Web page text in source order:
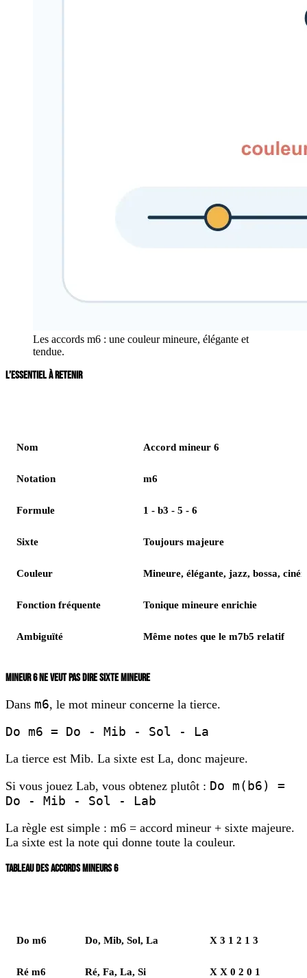
Les accords m6 : une couleur mineure, élégante et
tendue.
L’ESSENTIEL À RETENIR
Nom Accord mineur 6
Notation m6
Formule 1 - b3 - 5 - 6
Sixte Toujours majeure
Couleur Mineure, élégante, jazz, bossa,
Fonction fréquente Tonique mineure enrichie
Ambiguïté Même notes que le m7b5 relatif
MINEUR 6 NE VEUT PAS DIRE SIXTE MINEURE
Dans m6, le mot mineur concerne la tierce.
Do m6 = Do - Mib - Sol - La
La tierce est Mib. La sixte est La, donc majeure.
Si vous jouez Lab, vous obtenez plutôt : Do m(b6) =
Do - Mib - Sol - Lab
La règle est simple : m6 = accord mineur + sixte majeure.
La sixte est la note qui donne toute la couleur.
TABLEAU DES ACCORDS MINEURS 6
Do m6 Do, Mib, Sol, La X 3 1 2 1 3
Ré m6 Ré, Fa, La, Si X X 0 2 0 1